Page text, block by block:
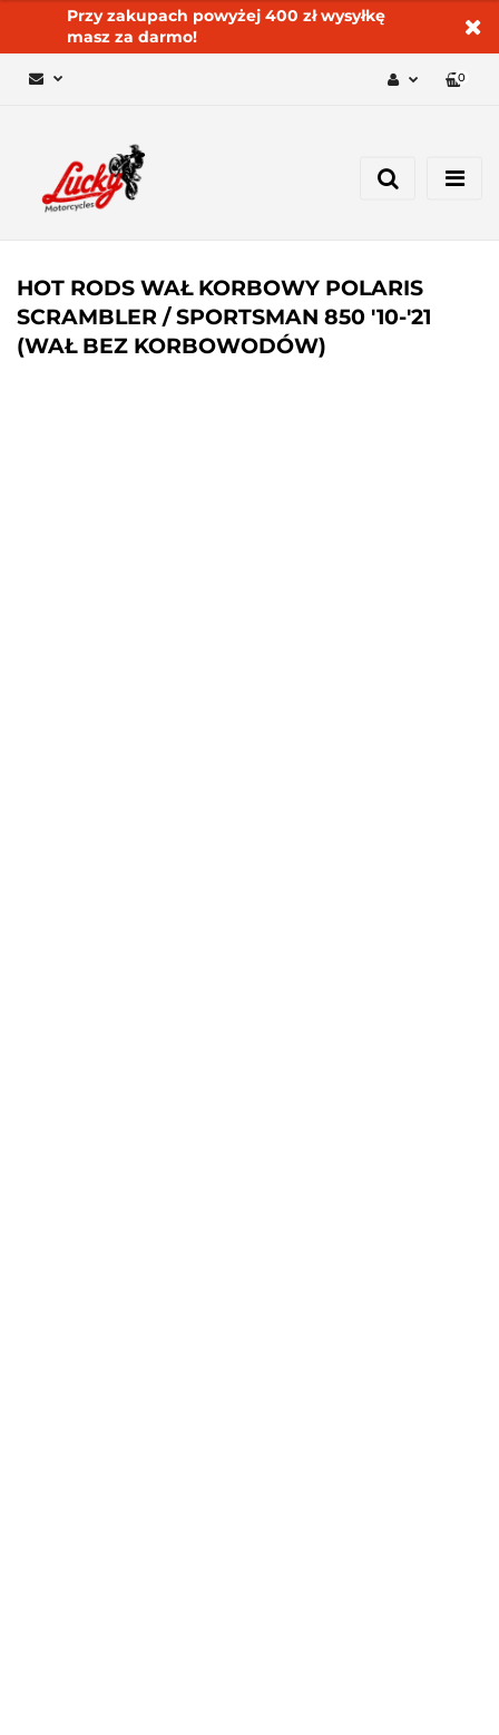
Przy zakupach powyżej 400 zł wysyłkę
masz za darmo!
Dodaj zgłoszenie
0
HOT RODS WAŁ KORBOWY POLARIS
SCRAMBLER / SPORTSMAN 850 '10-'21
(WAŁ BEZ KORBOWODÓW)